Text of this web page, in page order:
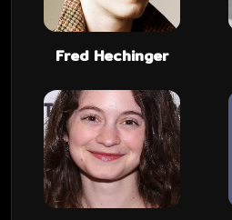
Fred Hechinger